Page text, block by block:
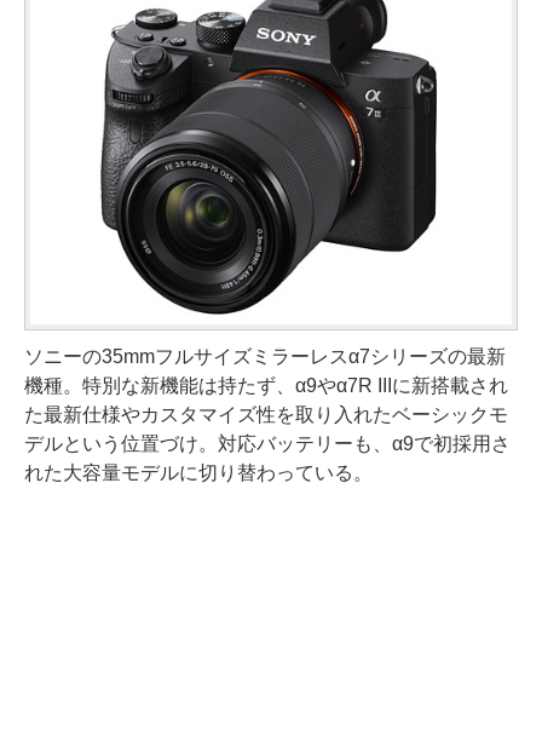
ソニーの35mmフルサイズミラーレスα7シリーズの最新
機種。特別な新機能は持たず、α9やα7R IIIに新搭載され
た最新仕様やカスタマイズ性を取り入れたベーシックモ
デルという位置づけ。対応バッテリーも、α9で初採用さ
れた大容量モデルに切り替わっている。